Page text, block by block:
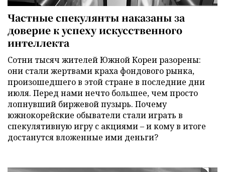
Частные спекулянты наказаны за
доверие к успеху искусственного
интеллекта
Сотни тысяч жителей Южной Кореи разорены:
они стали жертвами краха фондового рынка,
произошедшего в этой стране в последние дни
июля. Перед нами нечто большее, чем просто
лопнувший биржевой пузырь. Почему
южнокорейские обыватели стали играть в
спекулятивную игру с акциями – и кому в итоге
достанутся вложенные ими деньги?